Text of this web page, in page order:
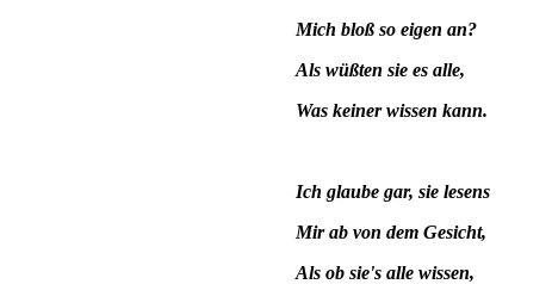
Mich bloß so eigen an?
Als wüßten sie es alle,
Was keiner wissen kann.
Ich glaube gar, sie lesens
Mir ab von dem Gesicht,
Als ob sie's alle wissen,